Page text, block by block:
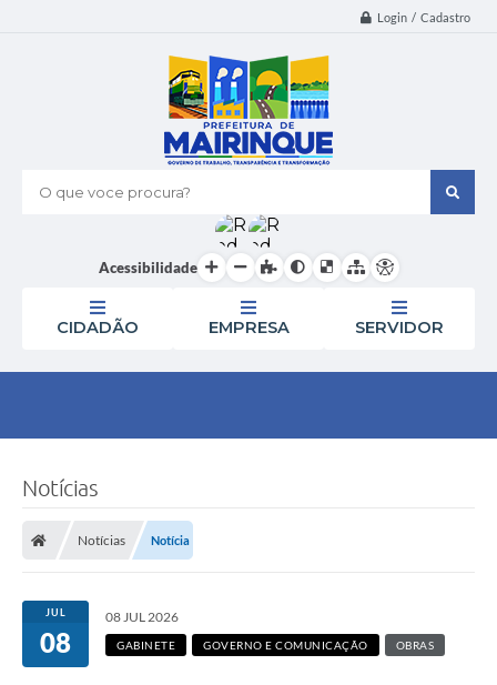
Login / Cadastro
O que voce procura?
Acessibilidade
CIDADÃO EMPRESA SERVIDOR
Notícias
Notícias Notícia
JUL
08
08 JUL 2026
GABINETE GOVERNO E COMUNICAÇÃO OBRAS